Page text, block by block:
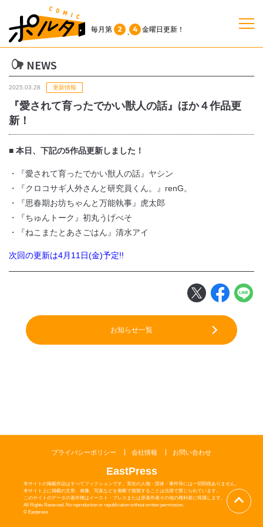
毎月第 2 4 金曜日 更新！
作品一覧
単行本
NEWS
持ち込み
閉じる
NEWS
2025.03.28 更新情報
『愛されて育ったでかい獣人の話』ほか４作品更
新！
■ 本日、下記の5作品更新しました！
・『愛されて育ったでかい獣人の話』ヤシン
・『クロコサギ人外さんと研究員くん。』renG。
・『思春期お坊ちゃんと万能執事』虎太郎
・『ちゅんトーク』初丸うげべそ
・『ねこまたとあさごはん』清水アイ
次回の更新は4月11日(金)予定!!
お知らせ一覧
EastPress
本サイトの掲載作品はすべてフィクションです。実在の人物・団体・事件等には一切関係ありません。
本サイト上に掲載の文章、画像、写真などを無断で複製することは法律で禁じられています。
このサイトのデータの著作権はイースト・プレスまたは原著作者その他の権利者に帰属します。
All Rights Reserved. No reproduction or republication without written permission.
© Eastpress
プライバシーポリシー 会社情報 お問い合わせ